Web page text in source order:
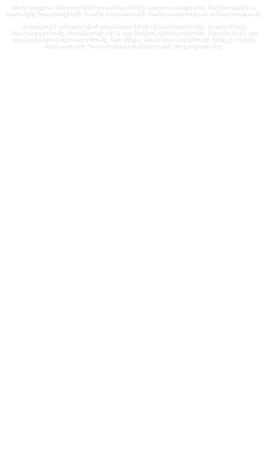
Սույն կայքում տեղադրված լուսանկարները պաշտպանվում են հեղինակային և
հարակից իրավունքների մասին Հայաստանի Հանրապետության օրենսդրությամբ:
Արգելվում է տեղադրված լուսանկարների վերարտադրումը, տարածումը,
նկարազարդումը, հարմարեցումը և այլ ձևերով վերափոխումը, ինչպես նաև այլ
եղանակներով օգտագործումը, եթե մինչև նման օգտագործումը ձեռք չի բերվել
Հայաստանի Պատմության թանգարանի թույլտվությունը: